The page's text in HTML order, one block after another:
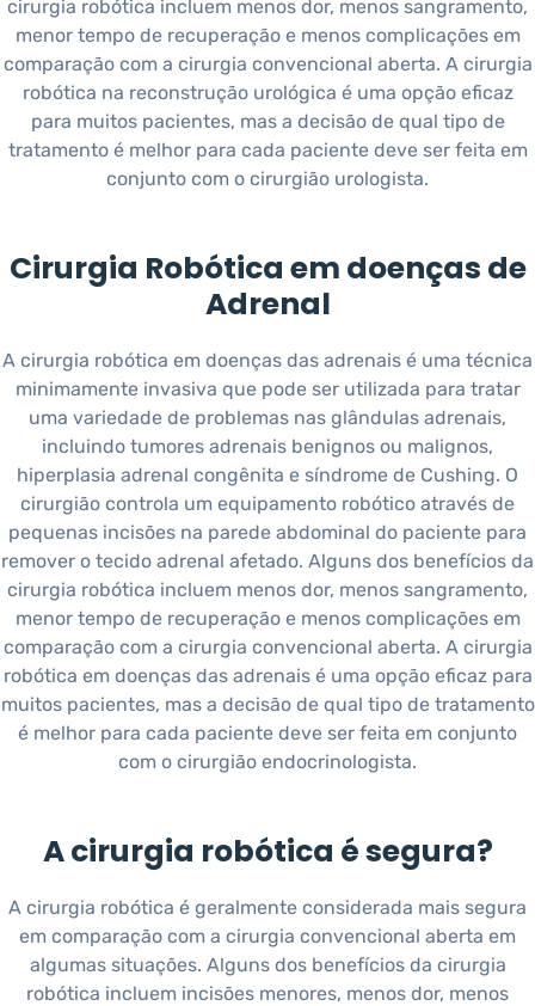
cirurgia robótica incluem menos dor, menos sangramento,
menor tempo de recuperação e menos complicações em
comparação com a cirurgia convencional aberta. A cirurgia
robótica na reconstrução urológica é uma opção eficaz
para muitos pacientes, mas a decisão de qual tipo de
tratamento é melhor para cada paciente deve ser feita em
conjunto com o cirurgião urologista.
Cirurgia Robótica em doenças de
Adrenal
A cirurgia robótica em doenças das adrenais é uma técnica
minimamente invasiva que pode ser utilizada para tratar
uma variedade de problemas nas glândulas adrenais,
incluindo tumores adrenais benignos ou malignos,
hiperplasia adrenal congênita e síndrome de Cushing. O
cirurgião controla um equipamento robótico através de
pequenas incisões na parede abdominal do paciente para
remover o tecido adrenal afetado. Alguns dos benefícios da
cirurgia robótica incluem menos dor, menos sangramento,
menor tempo de recuperação e menos complicações em
comparação com a cirurgia convencional aberta. A cirurgia
robótica em doenças das adrenais é uma opção eficaz para
muitos pacientes, mas a decisão de qual tipo de tratamento
é melhor para cada paciente deve ser feita em conjunto
com o cirurgião endocrinologista.
A cirurgia robótica é segura?
A cirurgia robótica é geralmente considerada mais segura
em comparação com a cirurgia convencional aberta em
algumas situações. Alguns dos benefícios da cirurgia
robótica incluem incisões menores, menos dor, menos